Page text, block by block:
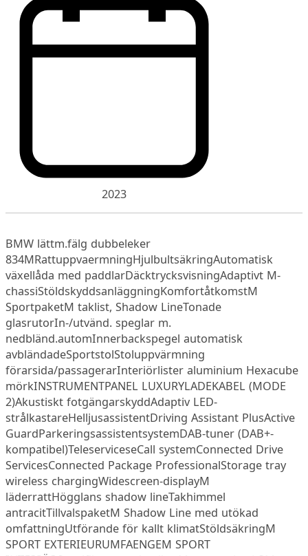
2023
BMW lättm.fälg dubbeleker
834MRattuppvaermningHjulbultsäkringAutomatisk
växellåda med paddlarDäcktrycksvisningAdaptivt M-
chassiStöldskyddsanläggningKomfortåtkomstM
SportpaketM taklist, Shadow LineTonade
glasrutorIn-/utvänd. speglar m.
nedbländ.automInnerbackspegel automatisk
avbländadeSportstolStoluppvärmning
förarsida/passagerarInteriörlister aluminium Hexacube
mörkINSTRUMENTPANEL LUXURYLADEKABEL (MODE
2)Akustiskt fotgängarskyddAdaptiv LED-
strålkastareHelljusassistentDriving Assistant PlusActive
GuardParkeringsassistentsystemDAB-tuner (DAB+-
kompatibel)TeleserviceseCall systemConnected Drive
ServicesConnected Package ProfessionalStorage tray
wireless chargingWidescreen-displayM
läderrattHögglans shadow lineTakhimmel
antracitTillvalspaketM Shadow Line med utökad
omfattningUtförande för kallt klimatStöldsäkringM
SPORT EXTERIEURUMFAENGEM SPORT